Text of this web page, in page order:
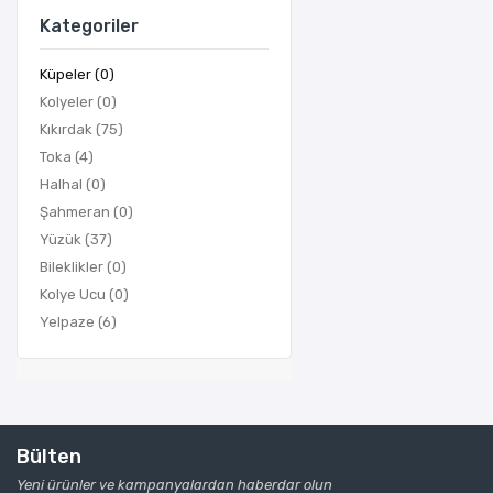
Kategoriler
Küpeler (0)
Kolyeler (0)
Kıkırdak (75)
Toka (4)
Halhal (0)
Şahmeran (0)
Yüzük (37)
Bileklikler (0)
Kolye Ucu (0)
Yelpaze (6)
Bülten
Yeni ürünler ve kampanyalardan haberdar olun